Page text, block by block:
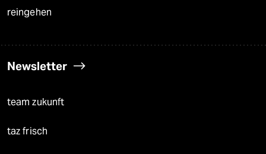
reingehen
Newsletter
team zukunft
taz frisch